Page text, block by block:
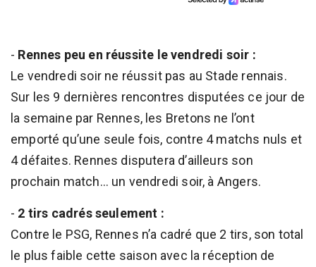
- Rennes peu en réussite le vendredi soir :
Le vendredi soir ne réussit pas au Stade rennais.
Sur les 9 dernières rencontres disputées ce jour de
la semaine par Rennes, les Bretons ne l’ont
emporté qu’une seule fois, contre 4 matchs nuls et
4 défaites. Rennes disputera d’ailleurs son
prochain match... un vendredi soir, à Angers.
- 2 tirs cadrés seulement :
Contre le PSG, Rennes n’a cadré que 2 tirs, son total
le plus faible cette saison avec la réception de